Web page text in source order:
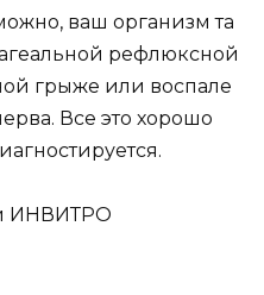
ваш организм та
рефлюксной
грыже или воспале
Все это хорошо
ИНВИТРО